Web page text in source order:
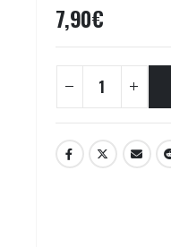
7,90€